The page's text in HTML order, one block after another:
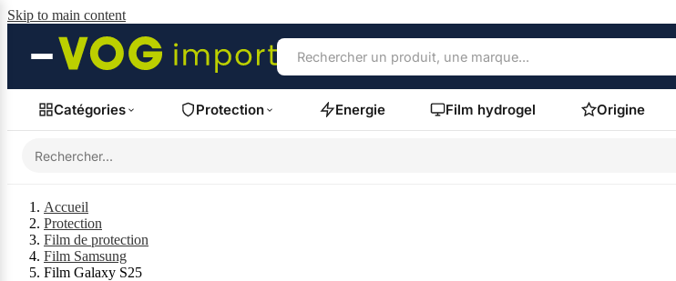
Skip to main content
Catégories Protection Energie Film hydrogel Origine
Accueil
Protection
Film de protection
Film Samsung
Film Galaxy S25